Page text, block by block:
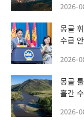
2026-
몽골
수급
2026-
몽골
흘간
2026-